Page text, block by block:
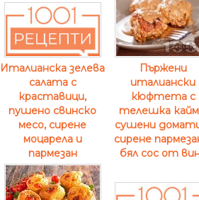
Италианска зелева
салата с
краставици,
пушено свинско
месо, сирене
моцарела и
пармезан
Пържени
италиански
кюфтета с
телешка
сушени
сирене
бял сос от